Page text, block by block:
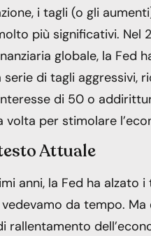
i tagli (o gli
più significativi. Nel
globale, la Fed
di tagli aggressivi,
di 50 o
volta per stimolare
Attuale
anni, la Fed ha alzato i
da tempo.
rallentamento